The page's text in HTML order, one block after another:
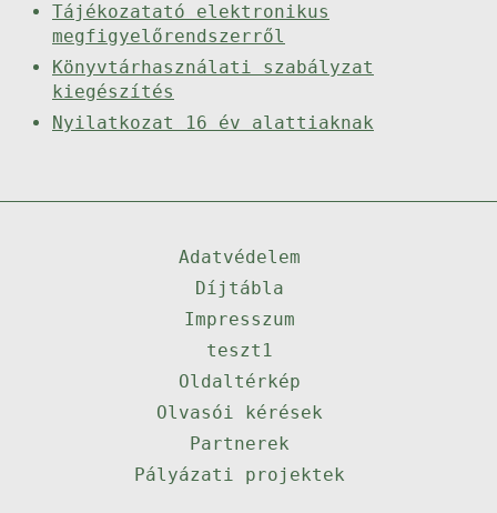
Tájékozatató elektronikus
megfigyelőrendszerről
Könyvtárhasználati szabályzat
kiegészítés
Nyilatkozat 16 év alattiaknak
Adatvédelem
Díjtábla
Impresszum
teszt1
Oldaltérkép
Olvasói kérések
Partnerek
Pályázati projektek